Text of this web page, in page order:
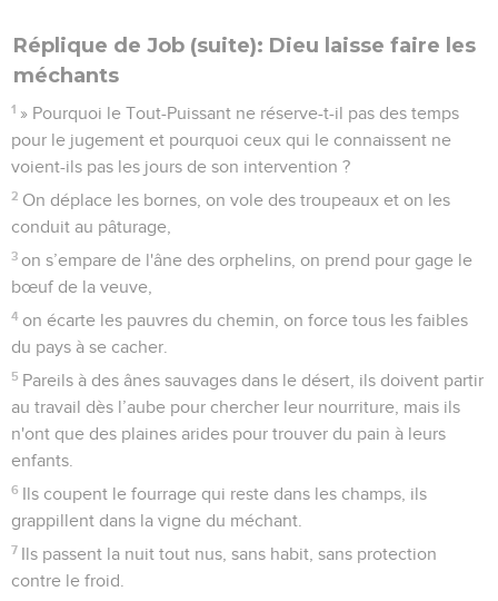
Réplique de Job (suite): Dieu laisse faire les
méchants
1 » Pourquoi le Tout-Puissant ne réserve-t-il pas des temps
pour le jugement et pourquoi ceux qui le connaissent ne
voient-ils pas les jours de son intervention ?
2 On déplace les bornes, on vole des troupeaux et on les
conduit au pâturage,
3 on s’empare de l'âne des orphelins, on prend pour gage le
bœuf de la veuve,
4 on écarte les pauvres du chemin, on force tous les faibles
du pays à se cacher.
5 Pareils à des ânes sauvages dans le désert, ils doivent partir
au travail dès l’aube pour chercher leur nourriture, mais ils
n'ont que des plaines arides pour trouver du pain à leurs
enfants.
6 Ils coupent le fourrage qui reste dans les champs, ils
grappillent dans la vigne du méchant.
7 Ils passent la nuit tout nus, sans habit, sans protection
contre le froid.